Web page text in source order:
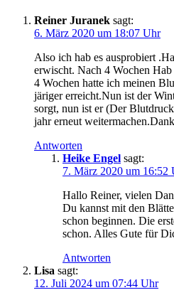
Reiner Juranek sagt:
6. März 2020 um 18:07 Uhr
Also ich hab es aus­pro­biert
erwischt. Nach 4 Wochen
4 Wochen hat­te ich mei­nen
jä­ri­ger erreicht.Nun ist der
sorgt, nun ist er (Der
jahr erneut
Antworten
Heike Engel sagt:
7. März 2020 um 16:52
Hal­lo Rei­ner, vie­len
Du kannst mit den
schon begin­nen. Die
schon. Alles Gute für
Antworten
Lisa sagt:
12. Juli 2024 um 07:44 Uhr